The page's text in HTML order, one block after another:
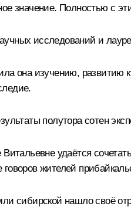
значение. Полностью с
исследований и
она изучению, развитию
полутора сотен
Витальевне удаётся
жителей
сибирской нашло своё